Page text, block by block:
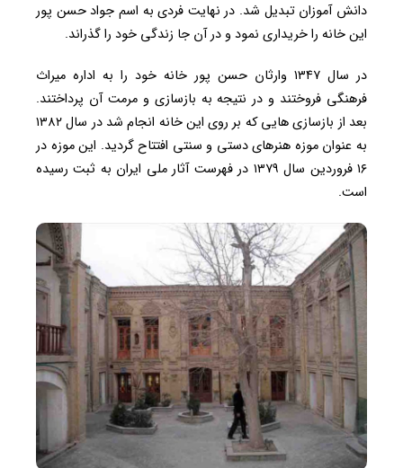
دانش آموزان تبدیل شد. در نهایت فردی به اسم جواد حسن پور
این خانه را خریداری نمود و در آن جا زندگی خود را گذراند.
در سال ۱۳۴۷ وارثان حسن پور خانه خود را به اداره میراث
فرهنگی فروختند و در نتیجه به بازسازی و مرمت آن پرداختند.
بعد از بازسازی هایی که بر روی این خانه انجام شد در سال ۱۳۸۲
به عنوان موزه هنرهای دستی و سنتی افتتاح گردید. این موزه در
۱۶ فروردین سال ۱۳۷۹ در فهرست آثار ملی ایران به ثبت رسیده
است.